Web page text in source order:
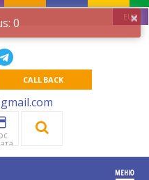
EUR
CALL BACK
×
0